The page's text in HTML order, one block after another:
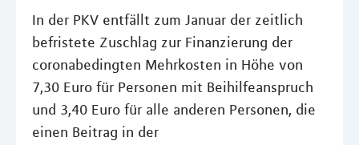
In der PKV entfällt zum Januar der zeitlich
befristete Zuschlag zur Finanzierung der
coronabedingten Mehrkosten in Höhe von
7,30 Euro für Personen mit Beihilfeanspruch
und 3,40 Euro für alle anderen Personen, die
einen Beitrag in der